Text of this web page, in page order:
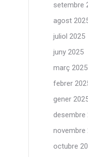
setembre
agost
juliol 2025
juny 2025
març 2025
febrer
gener
desembre
novembre
octubre